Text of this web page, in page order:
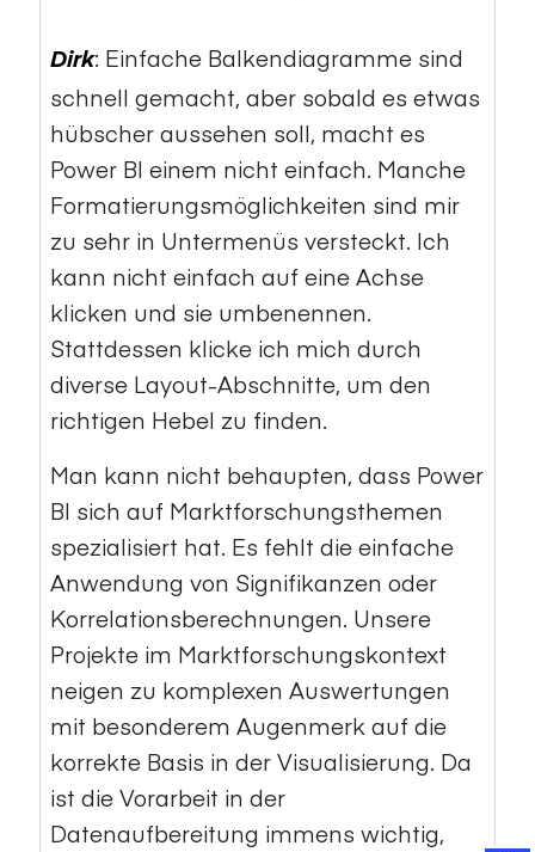
Dirk: Einfache Balkendiagramme sind
schnell gemacht, aber sobald es etwas
hübscher aussehen soll, macht es
Power BI einem nicht einfach. Manche
Formatierungsmöglichkeiten sind mir
zu sehr in Untermenüs versteckt. Ich
kann nicht einfach auf eine Achse
klicken und sie umbenennen.
Stattdessen klicke ich mich durch
diverse Layout-Abschnitte, um den
richtigen Hebel zu finden.
Man kann nicht behaupten, dass Power
BI sich auf Marktforschungsthemen
spezialisiert hat. Es fehlt die einfache
Anwendung von Signifikanzen oder
Korrelationsberechnungen. Unsere
Projekte im Marktforschungskontext
neigen zu komplexen Auswertungen
mit besonderem Augenmerk auf die
korrekte Basis in der Visualisierung. Da
ist die Vorarbeit in der
Datenaufbereitung immens wichtig,